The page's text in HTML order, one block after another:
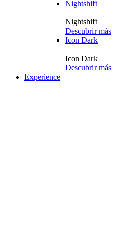
Nightshift
Nightshift
Descubrir más
Icon Dark
Icon Dark
Descubrir más
Experience